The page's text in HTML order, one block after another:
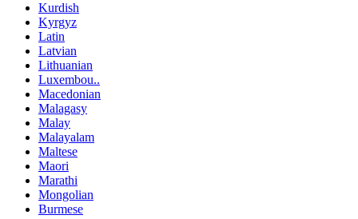
Kurdish
Kyrgyz
Latin
Latvian
Lithuanian
Luxembou..
Macedonian
Malagasy
Malay
Malayalam
Maltese
Maori
Marathi
Mongolian
Burmese